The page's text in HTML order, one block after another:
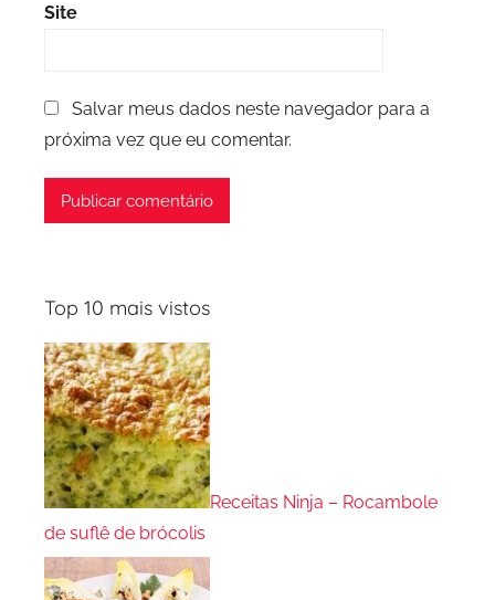
Site
Salvar meus dados neste navegador para a
próxima vez que eu comentar.
Top 10 mais vistos
Receitas Ninja – Rocambole
de suflê de brócolis